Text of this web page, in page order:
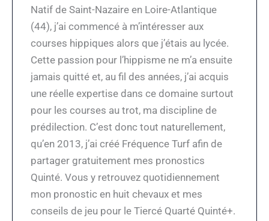
Natif de Saint-Nazaire en Loire-Atlantique
(44), j’ai commencé à m’intéresser aux
courses hippiques alors que j’étais au lycée.
Cette passion pour l’hippisme ne m’a ensuite
jamais quitté et, au fil des années, j’ai acquis
une réelle expertise dans ce domaine surtout
pour les courses au trot, ma discipline de
prédilection. C’est donc tout naturellement,
qu’en 2013, j’ai créé Fréquence Turf afin de
partager gratuitement mes pronostics
Quinté. Vous y retrouvez quotidiennement
mon pronostic en huit chevaux et mes
conseils de jeu pour le Tiercé Quarté Quinté+.